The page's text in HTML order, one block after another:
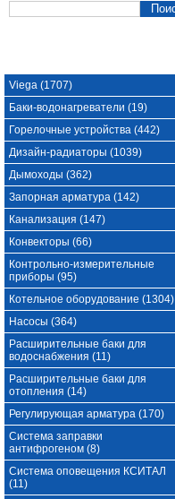
Viega (1707)
Баки-водонагреватели (19)
Горелочные устройства (442)
Дизайн-радиаторы (1039)
Дымоходы (362)
Запорная арматура (142)
Канализация (147)
Конвекторы (66)
Контрольно-измерительные
приборы (95)
Котельное оборудование (1304)
Насосы (364)
Расширительные баки для
водоснабжения (11)
Расширительные баки для
отопления (14)
Регулирующая арматура (170)
Система заправки
антифрогеном (8)
Система оповещения КСИТАЛ
(11)